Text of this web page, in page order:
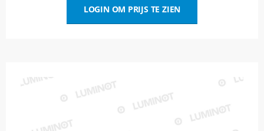
LOGIN OM PRIJS TE ZIEN